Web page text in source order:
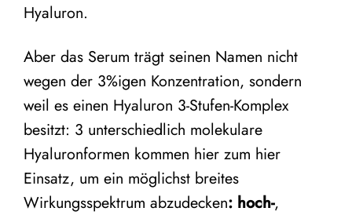
Hyaluron.
Aber das Serum trägt seinen Namen nicht
wegen der 3%igen Konzentration, sondern
weil es einen Hyaluron 3-Stufen-Komplex
besitzt: 3 unterschiedlich molekulare
Hyaluronformen kommen hier zum hier
Einsatz, um ein möglichst breites
Wirkungsspektrum abzudecken: hoch-,